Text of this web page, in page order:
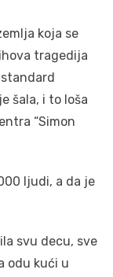
koja se
tragedija
šala, i to loša
“Simon
ljudi, a da je
svu decu, sve
odu kući u